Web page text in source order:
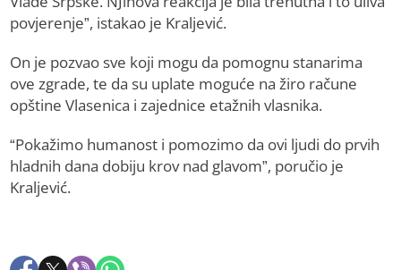
povjerenje”, istakao je Kraljević.
On je pozvao sve koji mogu da pomognu stanarima
ove zgrade, te da su uplate moguće na žiro račune
opštine Vlasenica i zajednice etažnih vlasnika.
“Pokažimo humanost i pomozimo da ovi ljudi do prvih
hladnih dana dobiju krov nad glavom”, poručio je
Kraljević.